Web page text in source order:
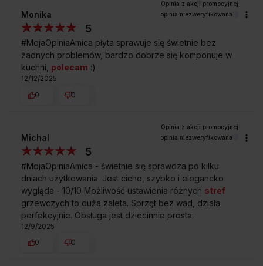
Monika opinia niezweryfikowana
5
#MojaOpiniaAmica płyta sprawuje się świetnie bez
żadnych problemów, bardzo dobrze się komponuje w
kuchni, polecam :)
12/12/2025
0
0
Michal opinia niezweryfikowana
5
#MojaOpiniaAmica - świetnie się sprawdza po kilku
dniach użytkowania. Jest cicho, szybko i elegancko
wygląda - 10/10 Możliwość ustawienia różnych stref
grzewczych to duża zaleta. Sprzęt bez wad, działa
perfekcyjnie. Obsługa jest dziecinnie prosta.
12/9/2025
0
0